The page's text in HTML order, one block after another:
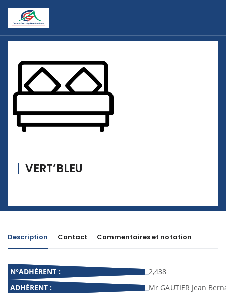
VERT’BLEU
Description Contact Commentaires et notation
N°ADHÉRENT :
2,438
ADHÉRENT :
Mr GAUTIER Jean